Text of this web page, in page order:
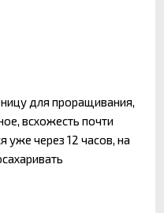
для проращивания,
всхожесть почти
уже через 12 часов, на